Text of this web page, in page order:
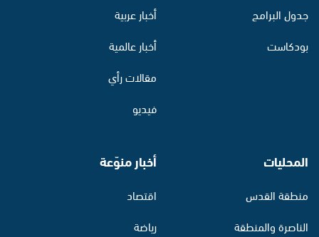
جدول البرامج
بودكاست
أخبار عربية
أخبار عالمية
مقالات رأي
فيديو
المحليات
منطقة القدس
الناصرة والمنطقة
أخبار منوّعة
اقتصاد
رياضة